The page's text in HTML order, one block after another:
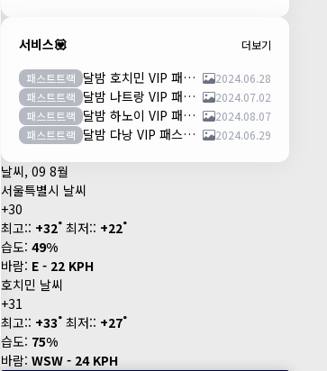
서비스💟 더보기
패스트트랙 달밤 호치민 VIP 패스트트랙 이용안내 (떤션넛공항)
2024.06.28
패스트트랙
달밤 나트랑 VIP 패스트트랙 이용안내 (깜란공항)
2024.07.02
패스트트랙
달밤 하노이 VIP 패스트트랙 이용안내 (노이바이공항)
2024.08.07
패스트트랙
달밤 다낭 VIP 패스트트랙 이용안내 (다낭국제공항) 2024.06.29
날씨, 09 8월
서울특별시 날씨
+30
최고:: +32° 최저:: +22°
습도: 49%
바람: E - 22 KPH
호치민 날씨
+31
최고:: +33° 최저:: +27°
습도: 75%
바람: WSW - 24 KPH